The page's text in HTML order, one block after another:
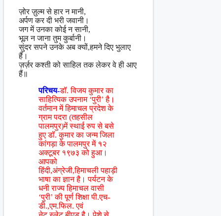
ज़ोर ज़ुल्म से हार न मानी,
अर्पण कर दी भरी जवानी।
जग में उनका कोई न सानी,
भूल न जाना तुम कुर्बानी।
सुंदर सपने उनके अब क्यों,हमने दिए भुलाए
हैं।
ज़र्ज़र कश्ती को साहिल तक लेकर वे ही आए
हैं॥
परिचय-डॉ. विजय कुमार का
साहित्यिक उपनाम ‘पुरी’ है।
वर्तमान में हिमाचल प्रदेश के
ग्राम पदरा (तहसील
पालमपुर)में स्थाई रुप से बसे
हुए डॉ. कुमार का जन्म जिला
कांगड़ा के पालमपुर में १२
अक्टूबर १९७३ को हुआ।
आपको
हिंदी,अंग्रेजी,हिमाचली पहाड़ी
भाषा का ज्ञान है। पर्यटन के
धनी राज्य हिमाचल वासी
‘पुरी’ की पूर्ण शिक्षा पी.एच-
डी.,एम.फिल. एवं